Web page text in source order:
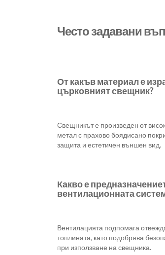
Често задавани
От какъв материал е
църковният свещник?
Свещникът е произведен от
метал с прахово боядисано
защита и естетичен външен вид.
Какво е
вентилационната
Вентилацията подпомага
топлината, като подобрява
при използване на свещника.